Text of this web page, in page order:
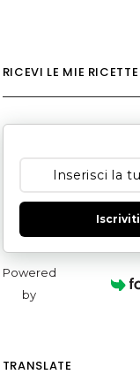
RICEVI LE MIE
Iscriviti
Powered
by
TRANSLATE